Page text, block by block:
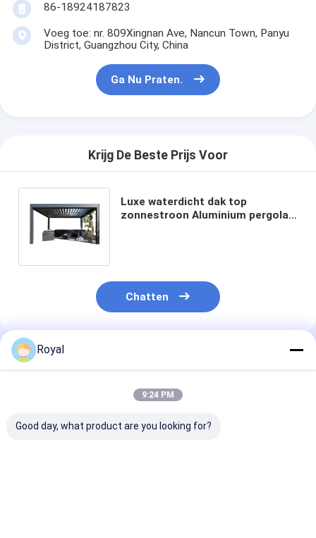
86-18924187823
Voeg toe: nr. 809Xingnan Ave, Nancun Town, Panyu
District, Guangzhou City, China
Ga Nu Praten.
Krijg De Beste Prijs Voor
Luxe waterdicht dak top
zonnestroon Aluminium pergola
Chatten
Geadviseerde Producten
Royal
9:24 PM
Good day, what product are you looking for?